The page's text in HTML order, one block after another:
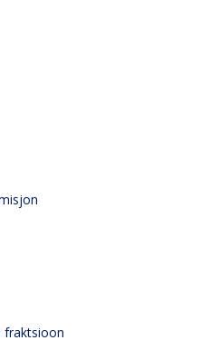
fraktsioon